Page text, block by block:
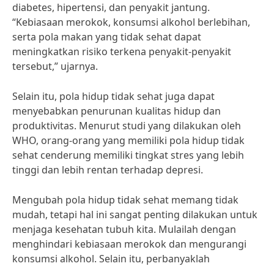
diabetes, hipertensi, dan penyakit jantung.
“Kebiasaan merokok, konsumsi alkohol berlebihan,
serta pola makan yang tidak sehat dapat
meningkatkan risiko terkena penyakit-penyakit
tersebut,” ujarnya.
Selain itu, pola hidup tidak sehat juga dapat
menyebabkan penurunan kualitas hidup dan
produktivitas. Menurut studi yang dilakukan oleh
WHO, orang-orang yang memiliki pola hidup tidak
sehat cenderung memiliki tingkat stres yang lebih
tinggi dan lebih rentan terhadap depresi.
Mengubah pola hidup tidak sehat memang tidak
mudah, tetapi hal ini sangat penting dilakukan untuk
menjaga kesehatan tubuh kita. Mulailah dengan
menghindari kebiasaan merokok dan mengurangi
konsumsi alkohol. Selain itu, perbanyaklah